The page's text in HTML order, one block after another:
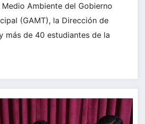
Ambiente del Gobierno
(GAMT), la Dirección de
más de 40 estudiantes de la